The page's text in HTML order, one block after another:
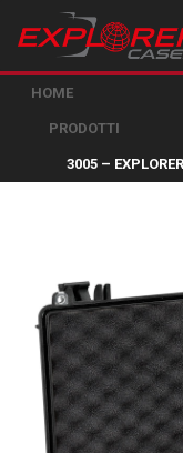
HOME
PRODOTTI
3005 –